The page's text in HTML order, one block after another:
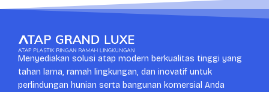
Menyediakan solusi atap modern berkualitas tinggi yang
tahan lama, ramah lingkungan, dan inovatif untuk
perlindungan hunian serta bangunan komersial Anda